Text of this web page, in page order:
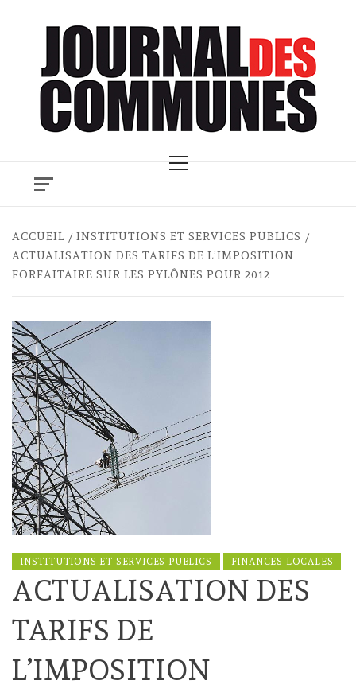
Menu
ACCUEIL
INSTITUTIONS ET SERVICES PUBLICS
ACTUALISATION DES TARIFS DE L’IMPOSITION
FORFAITAIRE SUR LES PYLÔNES POUR 2012
INSTITUTIONS ET SERVICES PUBLICS FINANCES LOCALES
ACTUALISATION DES
TARIFS DE
L’IMPOSITION